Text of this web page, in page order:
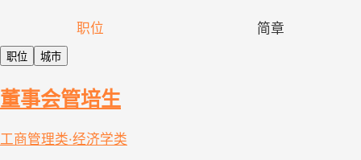
职位 简章
职位 城市
董事会管培生
工商管理类·经济学类